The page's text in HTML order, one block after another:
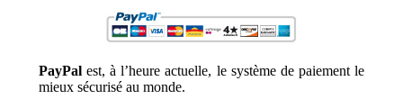
PayPalest, à l’heure actuelle, le système de paiement le
mieux sécurisé au monde.